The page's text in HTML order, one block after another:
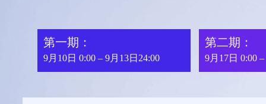
第一期：
9月10日 0:00 – 9月13日24:00
第二期：
9月17日 0:00